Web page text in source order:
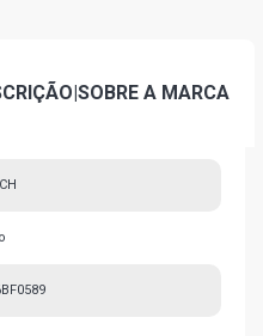
|SOBRE A MARCA